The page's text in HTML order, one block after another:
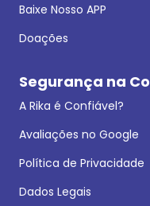
Baixe Nosso APP
Doações
Segurança na
A Rika é Confiável?
Avaliações no Google
Política de Privacidade
Dados Legais